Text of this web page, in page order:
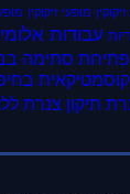
מופעי זיקוקין
עבודות
פתיחת סתימה
קוסמטיקאית
תיקון צנרת